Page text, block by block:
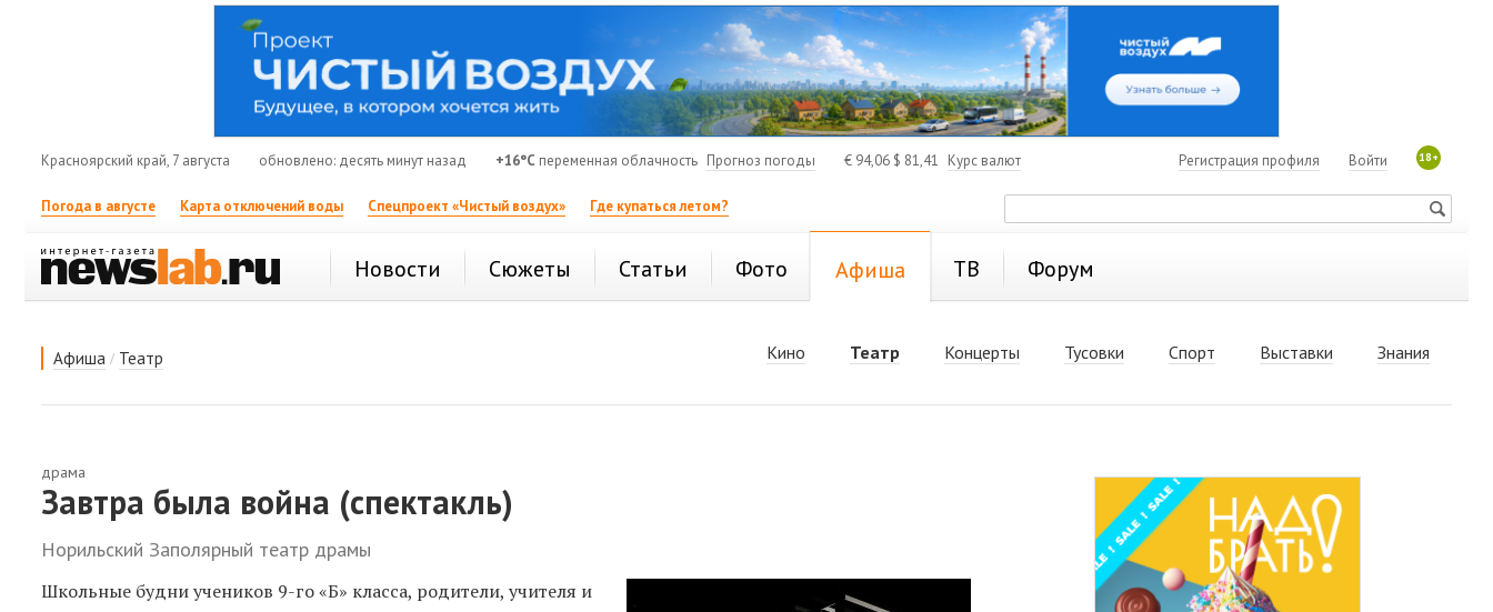
Красноярский край, 7 августа обновлено: десять минут назад +16°C переменная облачность Прогноз погоды € 94,06 $ 81,41 Курс валют 18+
Войти
Регистрация профиля
Погода в августе Карта отключений воды Спецпроект «Чистый воздух» Где купаться летом?
Новости Сюжеты Статьи Фото Афиша ТВ Форум
Афиша / Театр Кино Театр Концерты Тусовки Спорт Выставки Знания
драма
Завтра была война (спектакль)
Норильский Заполярный театр драмы
Школьные будни учеников 9-го «Б» класса, родители, учителя и